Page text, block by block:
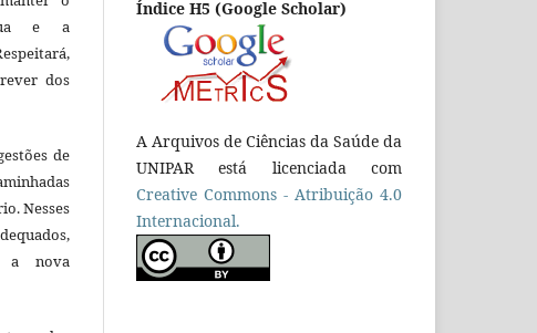
e a
dos
de
Nesses
a nova
Índice H5 (Google Scholar)
A Arquivos de Ciências da Saúde da
UNIPAR está licenciada com
Creative Commons - Atribuição 4.0
Internacional.